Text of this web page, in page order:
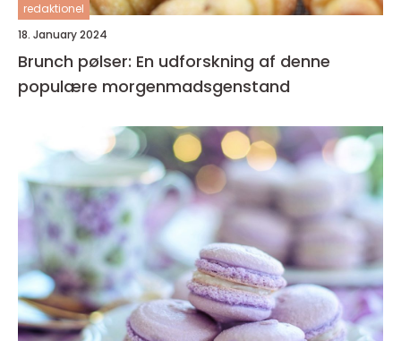
redaktionel
18. January 2024
Brunch pølser: En udforskning af denne
populære morgenmadsgenstand